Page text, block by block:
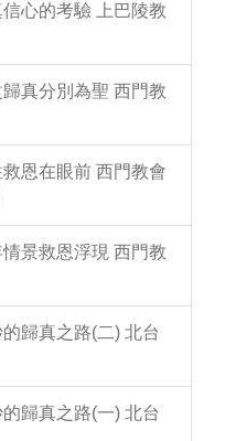
心的考驗 上巴陵教
真分別為聖 西門教
恩在眼前 西門教會
景救恩浮現 西門教
歸真之路(二) 北台
歸真之路(一) 北台